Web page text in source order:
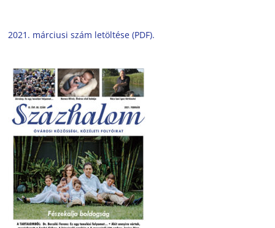
2021. márciusi szám letöltése (PDF).